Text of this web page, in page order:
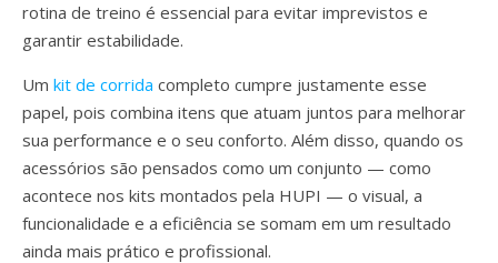
rotina de treino é essencial para evitar imprevistos e
garantir estabilidade.
Um kit de corrida completo cumpre justamente esse
papel, pois combina itens que atuam juntos para melhorar
sua performance e o seu conforto. Além disso, quando os
acessórios são pensados como um conjunto — como
acontece nos kits montados pela HUPI — o visual, a
funcionalidade e a eficiência se somam em um resultado
ainda mais prático e profissional.